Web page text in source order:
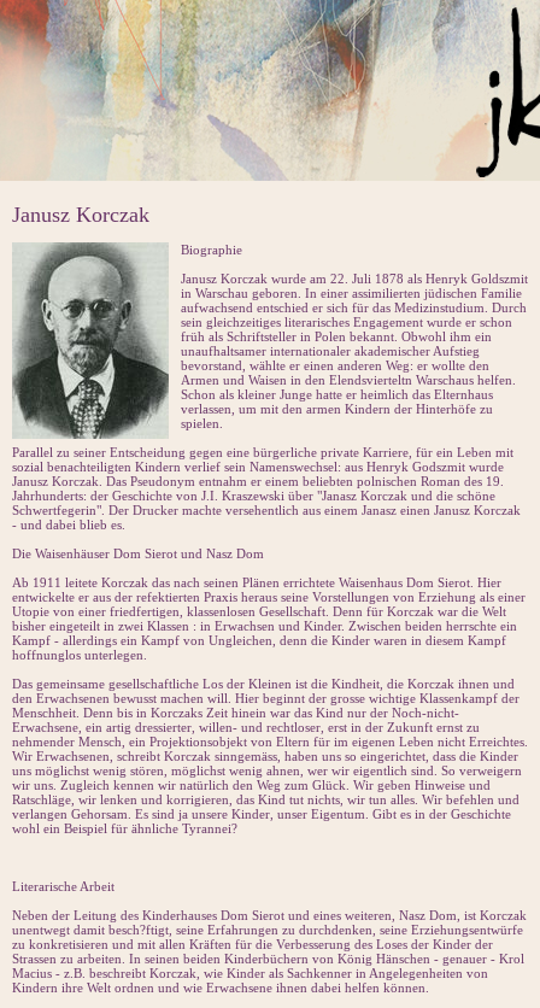
Janusz Korczak
Biographie
Janusz Korczak wurde am 22. Juli 1878 als Henryk Goldszmit
in Warschau geboren. In einer assimilierten jüdischen Familie
aufwachsend entschied er sich für das Medizinstudium. Durch
sein gleichzeitiges literarisches Engagement wurde er schon
früh als Schriftsteller in Polen bekannt. Obwohl ihm ein
unaufhaltsamer internationaler akademischer Aufstieg
bevorstand, wählte er einen anderen Weg: er wollte den
Armen und Waisen in den Elendsvierteltn Warschaus helfen.
Schon als kleiner Junge hatte er heimlich das Elternhaus
verlassen, um mit den armen Kindern der Hinterhöfe zu
spielen.
Parallel zu seiner Entscheidung gegen eine bürgerliche private Karriere, für ein Leben mit
sozial benachteiligten Kindern verlief sein Namenswechsel: aus Henryk Godszmit wurde
Janusz Korczak. Das Pseudonym entnahm er einem beliebten polnischen Roman des 19.
Jahrhunderts: der Geschichte von J.I. Kraszewski über "Janasz Korczak und die schöne
Schwertfegerin". Der Drucker machte versehentlich aus einem Janasz einen Janusz Korczak
- und dabei blieb es.
Die Waisenhäuser Dom Sierot und Nasz Dom
Ab 1911 leitete Korczak das nach seinen Plänen errichtete Waisenhaus Dom Sierot. Hier
entwickelte er aus der refektierten Praxis heraus seine Vorstellungen von Erziehung als einer
Utopie von einer friedfertigen, klassenlosen Gesellschaft. Denn für Korczak war die Welt
bisher eingeteilt in zwei Klassen : in Erwachsen und Kinder. Zwischen beiden herrschte ein
Kampf - allerdings ein Kampf von Ungleichen, denn die Kinder waren in diesem Kampf
hoffnunglos unterlegen.
Das gemeinsame gesellschaftliche Los der Kleinen ist die Kindheit, die Korczak ihnen und
den Erwachsenen bewusst machen will. Hier beginnt der grosse wichtige Klassenkampf der
Menschheit. Denn bis in Korczaks Zeit hinein war das Kind nur der Noch-nicht-
Erwachsene, ein artig dressierter, willen- und rechtloser, erst in der Zukunft ernst zu
nehmender Mensch, ein Projektionsobjekt von Eltern für im eigenen Leben nicht Erreichtes.
Wir Erwachsenen, schreibt Korczak sinngemäss, haben uns so eingerichtet, dass die Kinder
uns möglichst wenig stören, möglichst wenig ahnen, wer wir eigentlich sind. So verweigern
wir uns. Zugleich kennen wir natürlich den Weg zum Glück. Wir geben Hinweise und
Ratschläge, wir lenken und korrigieren, das Kind tut nichts, wir tun alles. Wir befehlen und
verlangen Gehorsam. Es sind ja unsere Kinder, unser Eigentum. Gibt es in der Geschichte
wohl ein Beispiel für ähnliche Tyrannei?
Literarische Arbeit
Neben der Leitung des Kinderhauses Dom Sierot und eines weiteren, Nasz Dom, ist Korczak
unentwegt damit besch?ftigt, seine Erfahrungen zu durchdenken, seine Erziehungsentwürfe
zu konkretisieren und mit allen Kräften für die Verbesserung des Loses der Kinder der
Strassen zu arbeiten. In seinen beiden Kinderbüchern von König Hänschen - genauer - Krol
Macius - z.B. beschreibt Korczak, wie Kinder als Sachkenner in Angelegenheiten von
Kindern ihre Welt ordnen und wie Erwachsene ihnen dabei helfen können.